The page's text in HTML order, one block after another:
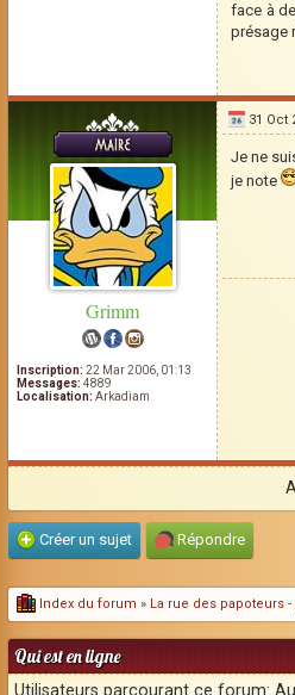
face à
présage
Grimm
Inscription: 22 Mar 2006, 01:13
Messages: 4889
Localisation: Arkadiam
31 Oct
Je ne
je note
Créer un sujet Répondre
Index du forum » La rue des papoteurs
Qui est en ligne
Utilisateurs parcourant ce forum: